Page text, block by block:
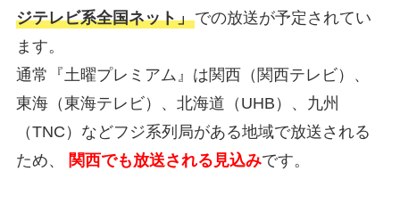
ジテレビ系全国ネット」での放送が予定されてい
ます。
通常『土曜プレミアム』は関西（関西テレビ）、
東海（東海テレビ）、北海道（UHB）、九州
（TNC）などフジ系列局がある地域で放送される
ため、
関西でも放送される見込みです。